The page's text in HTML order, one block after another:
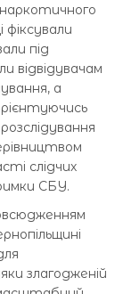
фіксували
під
відвідувачам
а
слідчих
СБУ.
злагодженій